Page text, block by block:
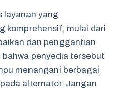
layanan yang
komprehensif, mulai dari
dan penggantian
penyedia tersebut
menangani berbagai
alternator. Jangan